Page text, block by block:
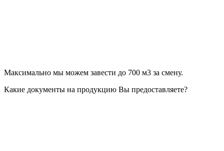
Максимально мы можем завести до 700 м3 за смену.
Какие документы на продукцию Вы предоставляете?